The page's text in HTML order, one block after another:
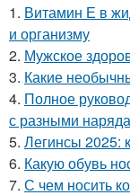
1. Витамин Е в
и организму
2. Мужское
3. Какие
4. Полное
с разными
5. Легинсы 2025:
6. Какую обувь
7. С чем носить